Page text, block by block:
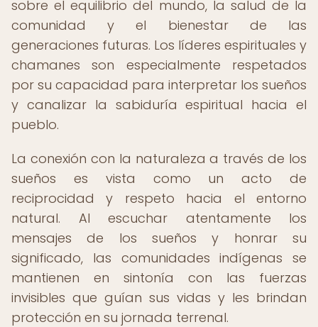
sobre el equilibrio del mundo, la salud de la
comunidad y el bienestar de las
generaciones futuras. Los líderes espirituales y
chamanes son especialmente respetados
por su capacidad para interpretar los sueños
y canalizar la sabiduría espiritual hacia el
pueblo.
La conexión con la naturaleza a través de los
sueños es vista como un acto de
reciprocidad y respeto hacia el entorno
natural. Al escuchar atentamente los
mensajes de los sueños y honrar su
significado, las comunidades indígenas se
mantienen en sintonía con las fuerzas
invisibles que guían sus vidas y les brindan
protección en su jornada terrenal.